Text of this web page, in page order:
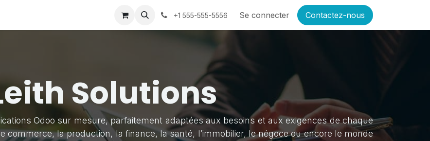
+1 555-555-5556 Se connecter Contactez-nous
Solutions
Odoo sur mesure, parfaitement adaptées aux besoins et aux exigences de chaque
commerce, la production, la finance, la santé, l’immobilier, le négoce ou encore le monde